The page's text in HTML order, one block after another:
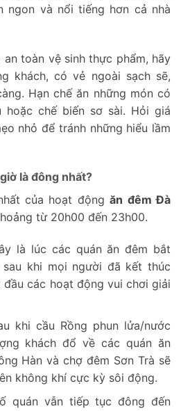
ngon và nổi tiếng hơn cả nhà
an toàn vệ sinh thực phẩm, hãy
khách, có vẻ ngoài sạch sẽ,
Hạn chế ăn những món có
hoặc chế biến sơ sài. Hỏi giá
nhỏ để tránh những hiểu lầm
là đông nhất?
của hoạt độngăn đêm Đà
từ 20h00 đến 23h00.
là lúc các quán ăn đêm bắt
khi mọi người đã kết thúc
các hoạt động vui chơi giải
khi cầu Rồng phun lửa/nước
khách đổ về các quán ăn
Hàn và chợ đêm Sơn Trà sẽ
không khí cực kỳ sôi động.
quán vẫn tiếp tục đông đến